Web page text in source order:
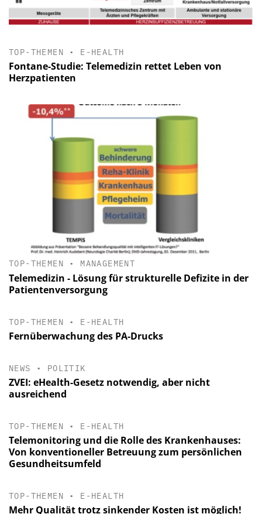
TOP-THEMEN • E-HEALTH
Fontane-Studie: Telemedizin rettet Leben von
Herzpatienten
TOP-THEMEN • MANAGEMENT
Telemedizin - Lösung für strukturelle Defizite in der
Patientenversorgung
TOP-THEMEN • E-HEALTH
Fernüberwachung des PA-Drucks
NEWS • POLITIK
ZVEI: eHealth-Gesetz notwendig, aber nicht
ausreichend
TOP-THEMEN • E-HEALTH
Telemonitoring und die Rolle des Krankenhauses:
Von konventioneller Betreuung zum persönlichen
Gesundheitsumfeld
TOP-THEMEN • E-HEALTH
Mehr Qualität trotz sinkender Kosten ist möglich!